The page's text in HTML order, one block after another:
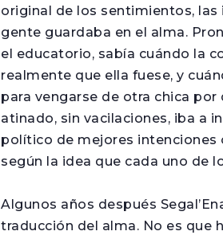
original de los sentimientos, las
gente guardaba en el alma.
el educatorio, sabía cuándo la
realmente que ella fuese, y
para vengarse de otra chica
atinado, sin vacilaciones, iba a
político de mejores intenciones
según la idea que cada uno de
Algunos años después
traducción del alma. No es que